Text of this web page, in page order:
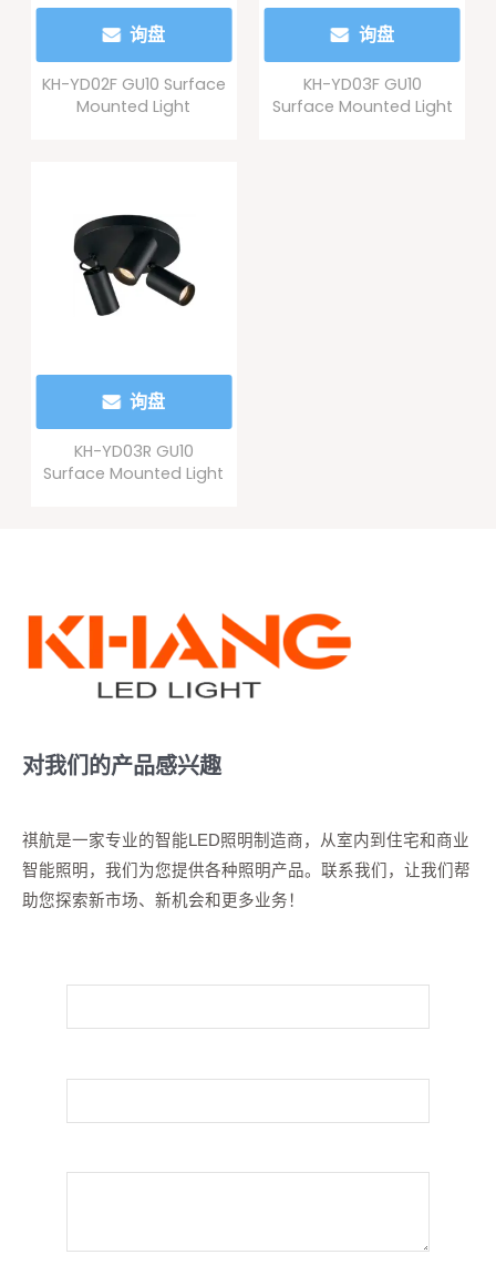
询盘
KH-YD02F GU10 Surface
Mounted Light
询盘
KH-YD03F GU10
Surface Mounted Light
询盘
KH-YD03R GU10
Surface Mounted Light
对我们的产品感兴趣
祺航是一家专业的智能LED照明制造商，从室内到住宅和商业
智能照明，我们为您提供各种照明产品。联系我们，让我们帮
助您探索新市场、新机会和更多业务！